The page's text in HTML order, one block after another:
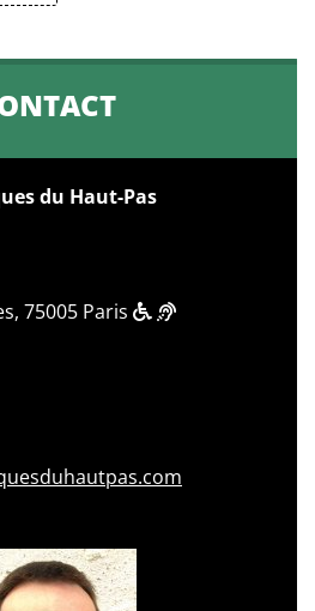
du Haut-Pas
75005 Paris